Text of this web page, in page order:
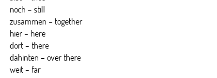
noch – still
zusammen – together
hier – here
dort – there
dahinten – over there
weit – far